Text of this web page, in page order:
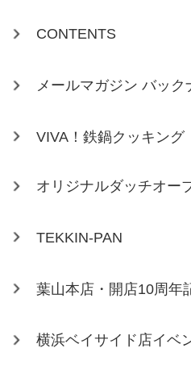
CONTENTS
メールマガジン バック
VIVA！鉄鍋クッキング
オリジナルダッチオー
TEKKIN-PAN
葉山本店・開店10周年
横浜ベイサイド店イベ